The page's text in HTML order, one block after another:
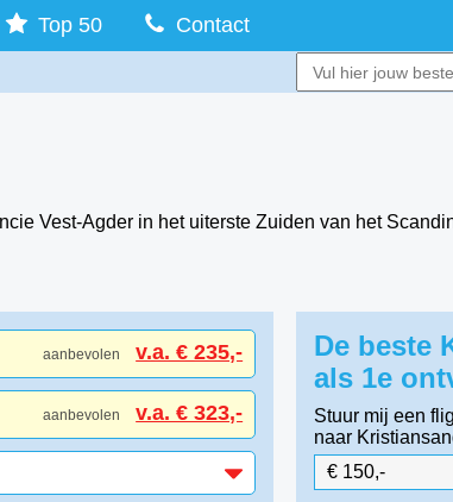
Top 50 Contact
Vest-Agder in het uiterste Zuiden van het
aanbevolen v.a. € 235,-
aanbevolen v.a. € 323,-
De beste
als 1e
Stuur mij een
naar